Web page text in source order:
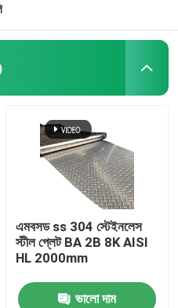
এমবসড ss 304 স্টেইনলেস
স্টীল প্লেট BA 2B 8K AISI
HL 2000mm
ভালো দাম